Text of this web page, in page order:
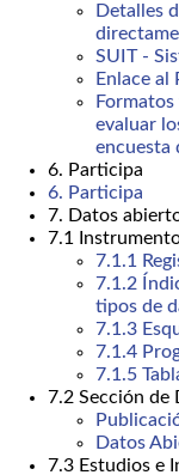
Detalles
SUIT -
Enlace
evaluar
encuesta
6. Participa
6. Participa
7. Datos
7.1
7.1.1
7.1.2
tipos de
7.1.3
7.1.4
7.1.5
7.2 Sección de
Datos
7.3 Estudios e